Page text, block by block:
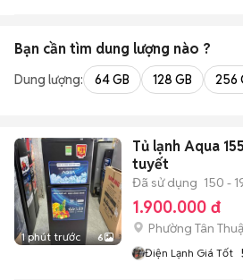
Bạn cần tìm dung lượng nào ?
Dung lượng: 64 GB 128 GB 256
1 phút trước 6
Tủ lạnh Aqua
tuyết
Đã sử dụng 150 -
1.900.000 đ
Phường Tân
Điện Lạnh Giá Tốt